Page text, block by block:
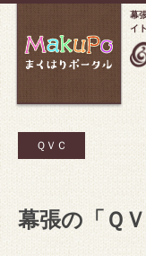
幕
イト
ＱＶＣ
幕張の「Ｑ